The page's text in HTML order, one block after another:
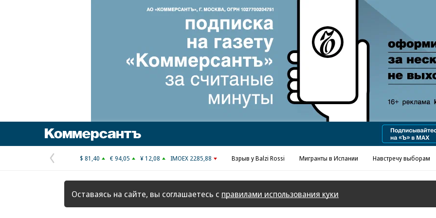
Предыдущая
страница
$ 81,40 € 94,05 ¥ 12,08 IMOEX 2285,88 Взрыв у Balzi Rossi Мигранты в Испании Навстречу выборам
Оставаясь на сайте, вы соглашаетесь с правилами использования куки